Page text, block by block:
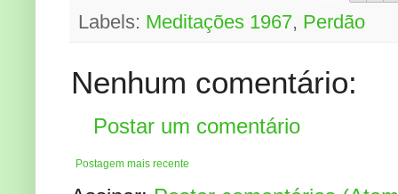
Labels: Meditações 1967, Perdão
Nenhum comentário:
Postar um comentário
Postagem mais recente